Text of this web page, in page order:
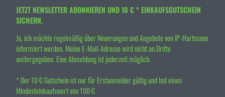
JETZT NEWSLETTER ABONNIEREN UND 10 € * EINKAUFSGUTSCHEIN
SICHERN.
Ja, ich möchte regelmäßig über Neuerungen und Angebote von IP-Hartmann
informiert werden. Meine E-Mail-Adresse wird nicht an Dritte
weitergegeben. Eine Abmeldung ist jederzeit möglich.
* Der 10 € Gutschein ist nur für Erstanmelder gültig und hat einen
Mindesteinkaufswert von 100 €